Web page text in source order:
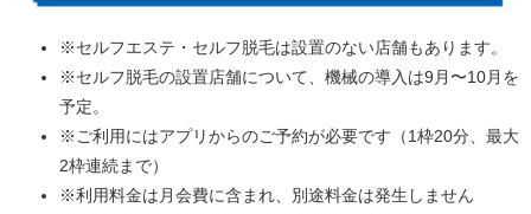
※セルフエステ・セルフ脱毛は設置のない店舗もあります。
※セルフ脱毛の設置店舗について、機械の導入は9月〜10月を
予定。
※ご利用にはアプリからのご予約が必要です（1枠20分、最大
2枠連続まで）
※利用料金は月会費に含まれ、別途料金は発生しません